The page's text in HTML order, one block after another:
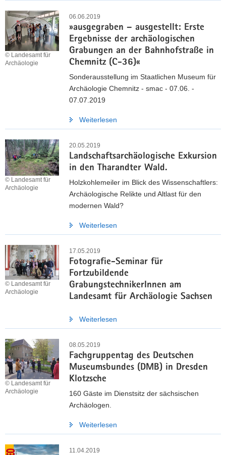
06.06.2019
»ausgegraben – ausgestellt: Erste
Ergebnisse der archäologischen
Grabungen an der Bahnhofstraße in
Chemnitz (C-36)«
© Landesamt für
Archäologie
Sonderausstellung im Staatlichen Museum für
Archäologie Chemnitz - smac - 07.06. -
07.07.2019
Weiterlesen
20.05.2019
Landschaftsarchäologische Exkursion
in den Tharandter Wald.
© Landesamt für
Archäologie
Holzkohlemeiler im Blick des Wissenschaftlers:
Archäologische Relikte und Altlast für den
modernen Wald?
Weiterlesen
17.05.2019
Fotografie-Seminar für
Fortzubildende
GrabungstechnikerInnen am
Landesamt für Archäologie Sachsen
© Landesamt für
Archäologie
Weiterlesen
08.05.2019
Fachgruppentag des Deutschen
Museumsbundes (DMB) in Dresden
Klotzsche
© Landesamt für
Archäologie
160 Gäste im Dienstsitz der sächsischen
Archäologen.
Weiterlesen
11.04.2019